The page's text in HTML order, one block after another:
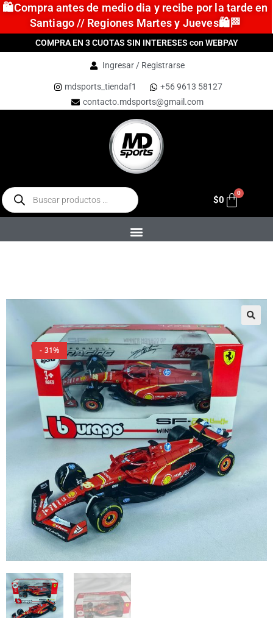
🛍️Compra antes de medio dia y recibe por la tarde en
Santiago // Regiones Martes y Jueves🛍️🏁
COMPRA EN 3 CUOTAS SIN INTERESES con WEBPAY
Ingresar / Registrarse
mdsports_tiendaf1
+56 9613 58127
contacto.mdsports@gmail.com
$0
- 31%